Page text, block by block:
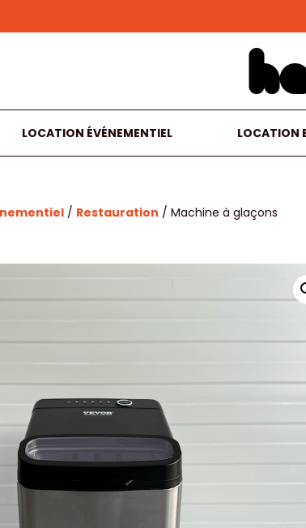
LOCATION ÉVÉNEMENTIEL LOCATION
/ Restauration / Machine à glaçons